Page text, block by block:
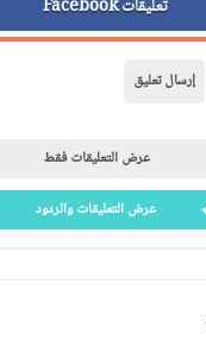
تعليقات Facebook
إرسال تعليق
عرض التعليقات فقط
عرض التعليقات والردود